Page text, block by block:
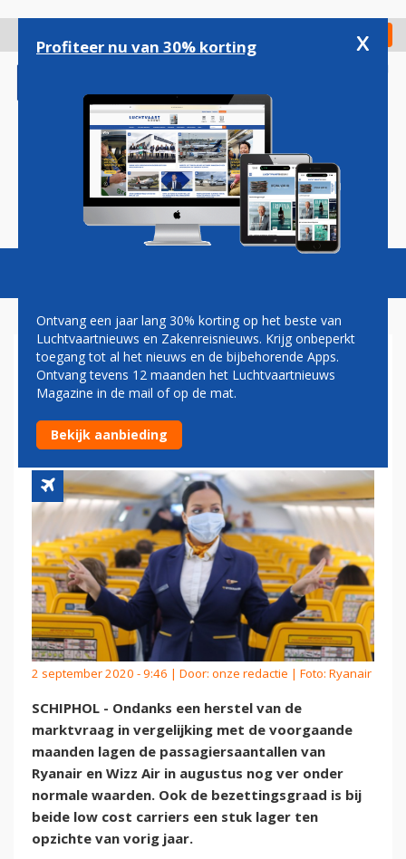
gaan
Check in
Magazine Podcasts Vacatures
PASSAGIERSAANTALLEN
RYANAIR EN WIZZ AIR NOG
VER ONDER NORMAAL
2 september 2020 - 9:46 | Door: onze redactie | Foto: Ryanair
SCHIPHOL - Ondanks een herstel van de
marktvraag in vergelijking met de voorgaande
maanden lagen de passagiersaantallen van
Ryanair en Wizz Air in augustus nog ver onder
normale waarden. Ook de bezettingsgraad is bij
beide low cost carriers een stuk lager ten
opzichte van vorig jaar.
Profiteer nu van 30% korting x
Ontvang een jaar lang 30% korting op het beste van
Luchtvaartnieuws en Zakenreisnieuws. Krijg onbeperkt
toegang tot al het nieuws en de bijbehorende Apps.
Ontvang tevens 12 maanden het Luchtvaartnieuws
Magazine in de mail of op de mat.
Bekijk aanbieding